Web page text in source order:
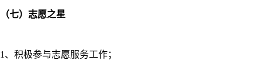
（七）志愿之星
1、积极参与志愿服务工作；